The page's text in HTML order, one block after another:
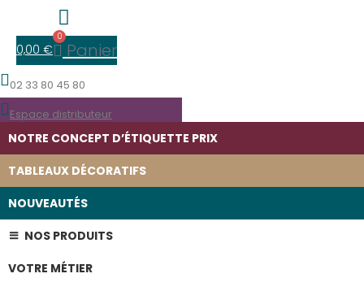
0,00 €
0
Panier
02 33 80 45 80
Espace distributeur
NOTRE CONCEPT D’ÉTIQUETTE PRIX
TABLEAUX DÉCORATIFS
NOUVEAUTÉS
NOS PRODUITS
VOTRE MÉTIER